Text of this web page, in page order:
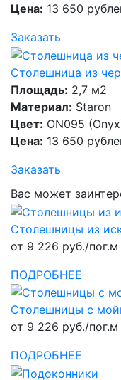
Цена: 13 650
Заказать
Столешница из
Площадь: 2,7 м2
Материал: Staron
Цвет: ON095
Цена: 13 650
Заказать
Вас может
Столешницы из
от 9 226 руб./пог.м
ПОДРОБНЕЕ
Столешницы с
от 9 226 руб./пог.м
ПОДРОБНЕЕ